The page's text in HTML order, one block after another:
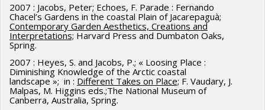
reconfiguration
1988 - Barabé, André ; Détermination des capacités de
support des espaces récréatifs en milieux naturels
protégés.
2007 : Jacobs, Peter; Echoes, F. Parade : Fernando
Chacel’s Gardens in the coastal Plain of Jacarepaguà;
Contemporary Garden Aesthetics, Creations and
Interpretations; Harvard Press and Dumbaton Oaks,
Spring.
2007 : Heyes, S. and Jacobs, P.; « Loosing Place :
Diminishing Knowledge of the Arctic coastal
landscape »; in : Different Takes on Place; F. Vaudary, J.
Malpas, M. Higgins eds.;The National Museum of
Canberra, Australia, Spring.